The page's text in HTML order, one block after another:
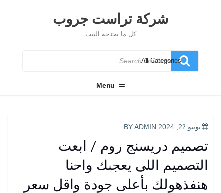
شركة تراست جروب
كل ما يحتاجه البيت
Search
for
Menu
POSTED
يونيو 22, 2024 ADMIN
تصميم دريسنج روم / ابعت
التصميم اللى يعجبك واحنا
هنفذهولك بأعلى جودة واقل سعر